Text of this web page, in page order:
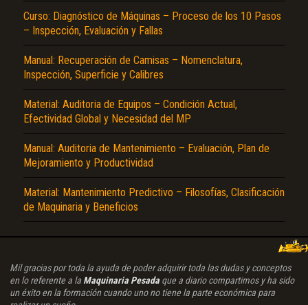
Curso: Diagnóstico de Máquinas – Proceso de los 10 Pasos
– Inspección, Evaluación y Fallas
Manual: Recuperación de Camisas – Nomenclatura,
Inspección, Superficie y Calibres
Material: Auditoria de Equipos – Condición Actual,
Efectividad Global y Necesidad del MP
Manual: Auditoria de Mantenimiento – Evaluación, Plan de
Mejoramiento y Productividad
Material: Mantenimiento Predictivo – Filosofías, Clasificación
de Maquinaria y Beneficios
Mil gracias por toda la ayuda de poder adquirir toda las dudas y conceptos
en lo referente a la Maquinaria Pesadaque a diario compartimos y ha sido
un éxito en la formación cuando uno no tiene la parte económica para